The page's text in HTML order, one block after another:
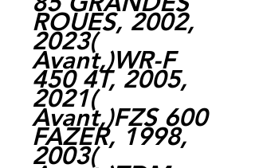
ROUES, 2002,
2023(
Avant,)WR-F
450 4T, 2005,
2021(
Avant,)FZS 600
FAZER, 1998,
2003(